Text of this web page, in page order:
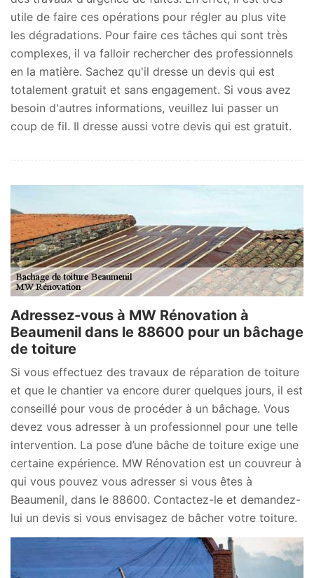
utile de faire ces opérations pour régler au plus vite
les dégradations. Pour faire ces tâches qui sont très
complexes, il va falloir rechercher des professionnels
en la matière. Sachez qu'il dresse un devis qui est
totalement gratuit et sans engagement. Si vous avez
besoin d'autres informations, veuillez lui passer un
coup de fil. Il dresse aussi votre devis qui est gratuit.
Adressez-vous à MW Rénovation à
Beaumenil dans le 88600 pour un bâchage
de toiture
Si vous effectuez des travaux de réparation de toiture
et que le chantier va encore durer quelques jours, il est
conseillé pour vous de procéder à un bâchage. Vous
devez vous adresser à un professionnel pour une telle
intervention. La pose d’une bâche de toiture exige une
certaine expérience. MW Rénovation est un couvreur à
qui vous pouvez vous adresser si vous êtes à
Beaumenil, dans le 88600. Contactez-le et demandez-
lui un devis si vous envisagez de bâcher votre toiture.